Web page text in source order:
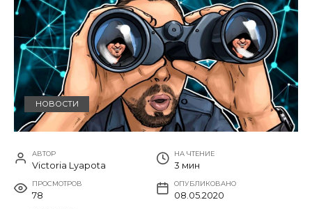
НОВОСТИ
АВТОР
Victoria Lyapota
НА ЧТЕНИЕ
3 мин
ПРОСМОТРОВ
78
ОПУБЛИКОВАНО
08.05.2020